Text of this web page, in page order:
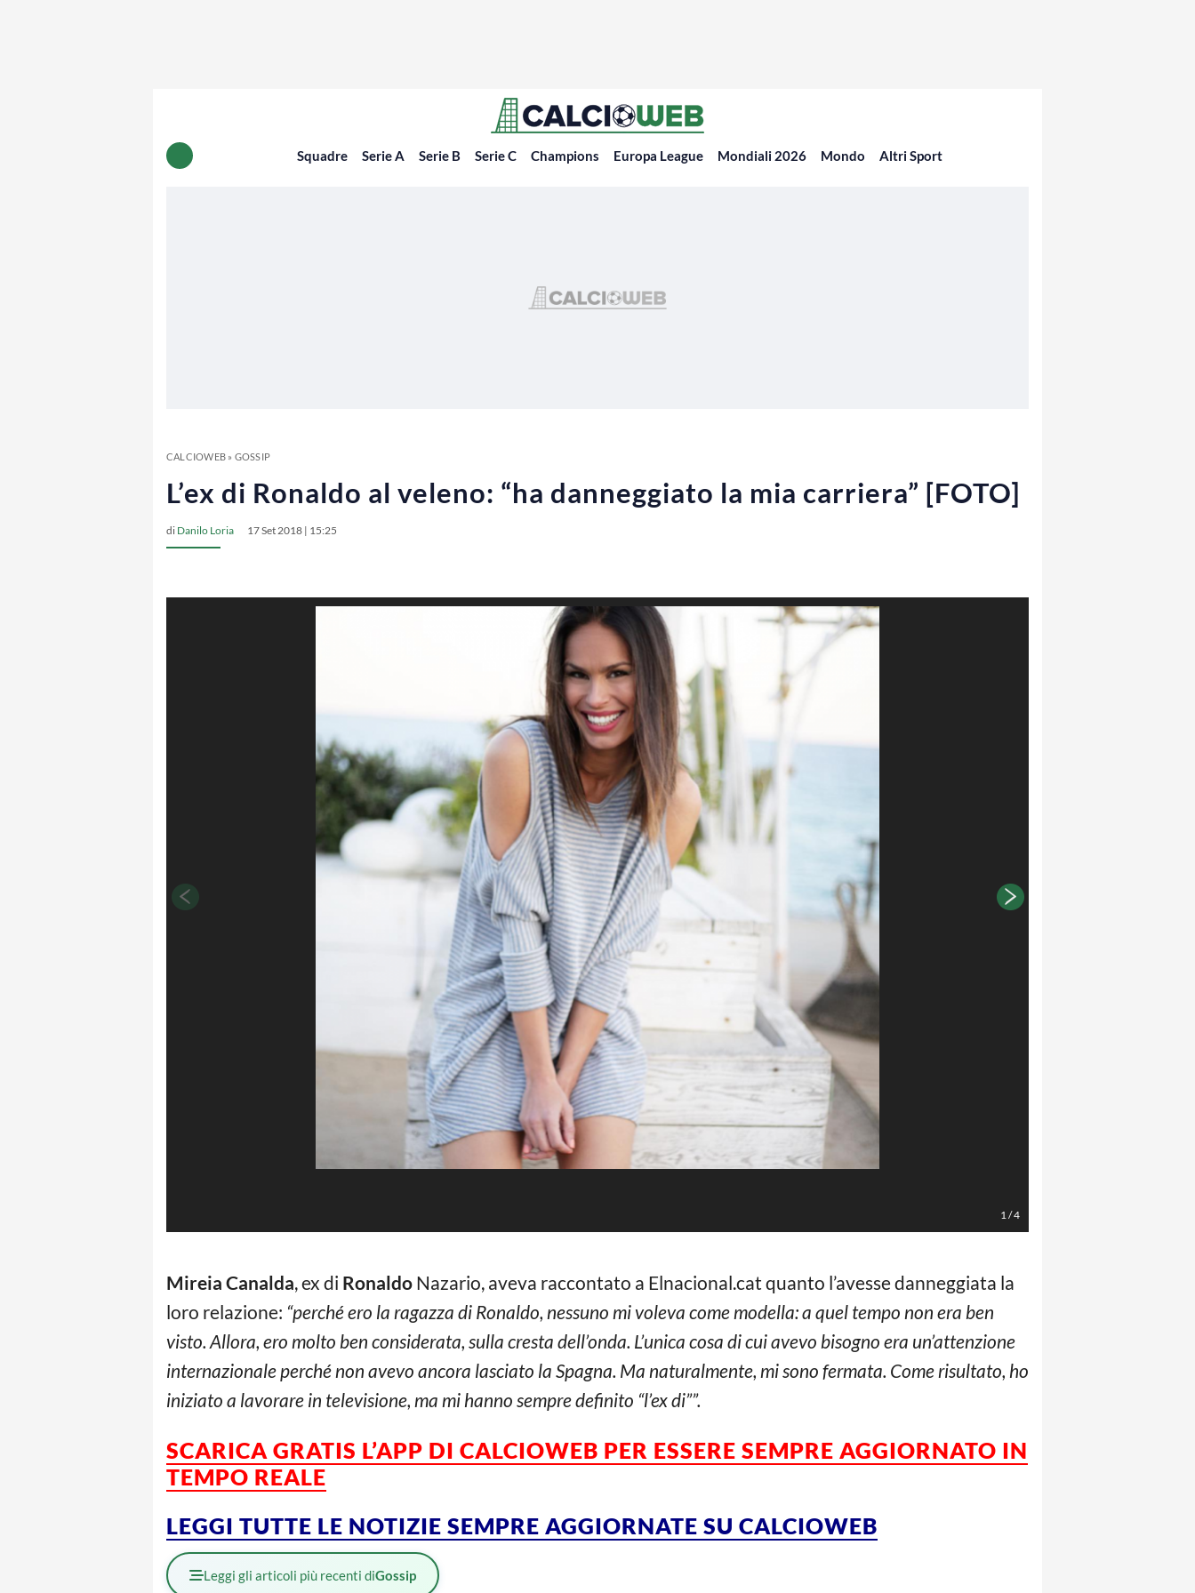
Squadre Serie A Serie B Serie C Champions Europa League Mondiali 2026 Mondo Altri Sport
CALCIOWEB» GOSSIP
L’ex di Ronaldo al veleno: “ha danneggiato la mia carriera” [FOTO]
di Danilo Loria 17 Set 2018 | 15:25
1/4
Mireia Canalda, ex di Ronaldo Nazario, aveva raccontato a Elnacional.cat quanto l’avesse danneggiata la
loro relazione: “perché ero la ragazza di Ronaldo, nessuno mi voleva come modella: a quel tempo non era ben
visto. Allora, ero molto ben considerata, sulla cresta dell’onda. L’unica cosa di cui avevo bisogno era un’attenzione
internazionale perché non avevo ancora lasciato la Spagna. Ma naturalmente, mi sono fermata. Come risultato, ho
iniziato a lavorare in televisione, ma mi hanno sempre definito “l’ex di””.
SCARICA GRATIS L’APP DI CALCIOWEB PER ESSERE SEMPRE AGGIORNATO IN
TEMPO REALE
LEGGI TUTTE LE NOTIZIE SEMPRE AGGIORNATE SU CALCIOWEB
Leggi gli articoli più recenti diGossip